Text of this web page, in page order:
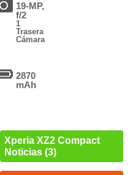
19-MP,
f/2
1
Trasera
Cámara
2870
mAh
Xperia XZ2 Compact
Noticias (3)